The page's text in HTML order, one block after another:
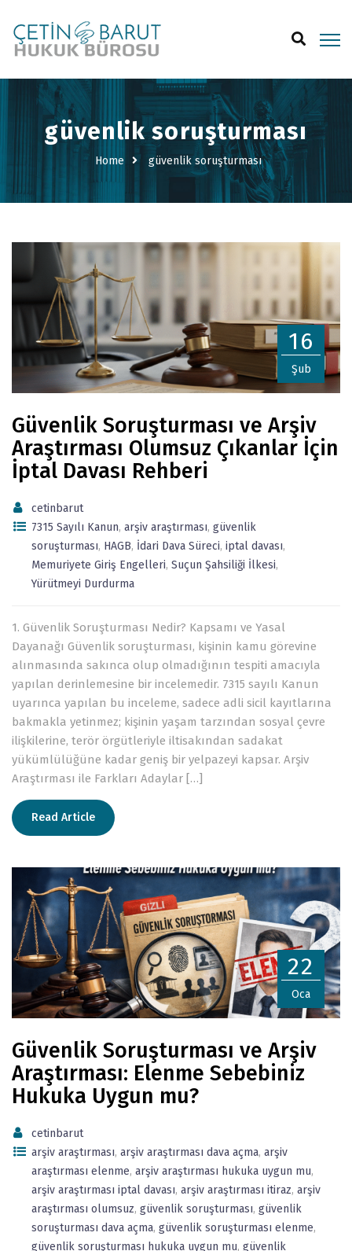
güvenlik soruşturması
Home güvenlik soruşturması
16
Şub
Güvenlik Soruşturması ve Arşiv
Araştırması Olumsuz Çıkanlar İçin
İptal Davası Rehberi
cetinbarut
7315 Sayılı Kanun, arşiv araştırması, güvenlik
soruşturması, HAGB, İdari Dava Süreci, iptal davası,
Memuriyete Giriş Engelleri, Suçun Şahsiliği İlkesi,
Yürütmeyi Durdurma
1. Güvenlik Soruşturması Nedir? Kapsamı ve Yasal
Dayanağı Güvenlik soruşturması, kişinin kamu görevine
alınmasında sakınca olup olmadığının tespiti amacıyla
yapılan derinlemesine bir incelemedir. 7315 sayılı Kanun
uyarınca yapılan bu inceleme, sadece adli sicil kayıtlarına
bakmakla yetinmez; kişinin yaşam tarzından sosyal çevre
ilişkilerine, terör örgütleriyle iltisakından sadakat
yükümlülüğüne kadar geniş bir yelpazeyi kapsar. Arşiv
Araştırması ile Farkları Adaylar […]
Read Article
22
Oca
Güvenlik Soruşturması ve Arşiv
Araştırması: Elenme Sebebiniz
Hukuka Uygun mu?
cetinbarut
arşiv araştırması, arşiv araştırması dava açma, arşiv
araştırması elenme, arşiv araştırması hukuka uygun mu,
arşiv araştırması iptal davası, arşiv araştırması itiraz, arşiv
araştırması olumsuz, güvenlik soruşturması, güvenlik
soruşturması dava açma, güvenlik soruşturması elenme,
güvenlik soruşturması hukuka uygun mu, güvenlik